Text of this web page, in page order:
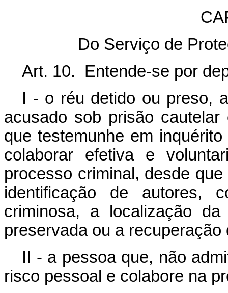
Do Serviço de
Art. 10. Entende-se por
I - o réu detido ou preso,
acusado sob prisão
que testemunhe em
colaborar efetiva e
processo criminal, desde
identificação de autores,
criminosa, a localização
preservada ou a
II - a pessoa que, não
risco pessoal e colabore na